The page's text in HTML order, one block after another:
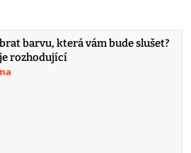
barvu, která vám bude slušet?
rozhodující